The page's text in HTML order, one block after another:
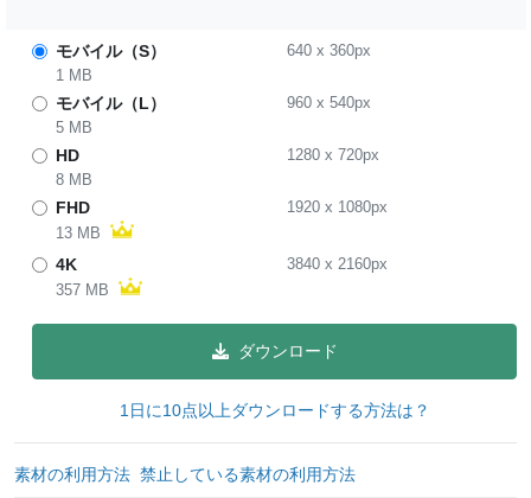
モバイル（S） 640x 360px
1 MB
モバイル（L） 960x 540px
5 MB
HD 1280x 720px
8 MB
FHD 1920x 1080px
13 MB
4K 3840x 2160px
357 MB
ダウンロード
1日に10点以上ダウンロードする方法は？
素材の利用方法 禁止している素材の利用方法